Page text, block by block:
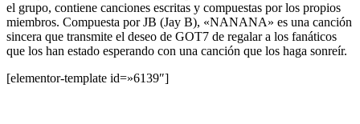
el grupo, contiene canciones escritas y compuestas por los propios
miembros. Compuesta por JB (Jay B), «NANANA» es una canción
sincera que transmite el deseo de GOT7 de regalar a los fanáticos
que los han estado esperando con una canción que los haga sonreír.
[elementor-template id=»6139″]